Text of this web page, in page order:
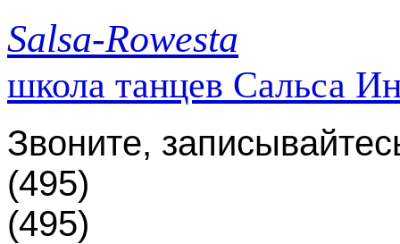
Salsa-Rowesta
школа танцев Сальса
Звоните,
(495)
(495)